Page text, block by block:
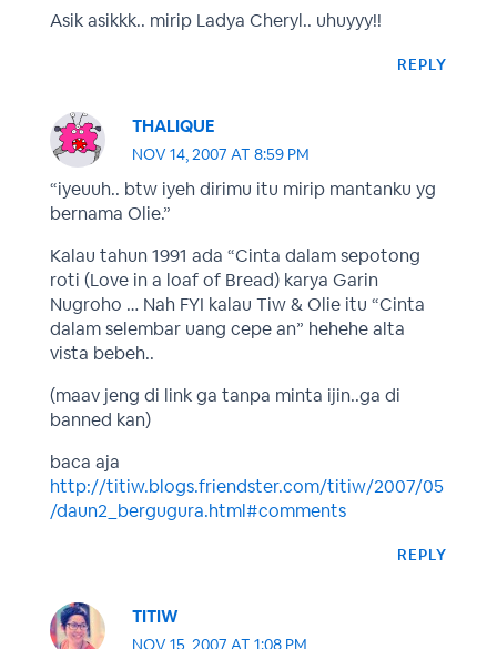
Asik asikkk.. mirip Ladya Cheryl.. uhuyyy!!
REPLY
THALIQUE
NOV 14, 2007 AT 8:59 PM
“iyeuuh.. btw iyeh dirimu itu mirip mantanku yg
bernama Olie.”
Kalau tahun 1991 ada “Cinta dalam sepotong
roti (Love in a loaf of Bread) karya Garin
Nugroho … Nah FYI kalau Tiw & Olie itu “Cinta
dalam selembar uang cepe an” hehehe alta
vista bebeh..
(maav jeng di link ga tanpa minta ijin..ga di
banned kan)
baca aja
http://titiw.blogs.friendster.com/titiw/2007/05
/daun2_bergugura.html#comments
REPLY
TITIW
NOV 15, 2007 AT 1:08 PM